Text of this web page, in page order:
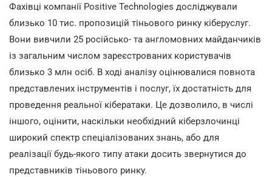
Фахівці компанії Positive Technologies досліджували
близько 10 тис. пропозицій тіньового ринку кіберуслуг.
Вони вивчили 25 російсько- та англомовних майданчиків
із загальним числом зареєстрованих користувачів
близько 3 млн осіб. В ході аналізу оцінювалися повнота
представлених інструментів і послуг, їх достатність для
проведення реальної кібератаки. Це дозволило, в числі
іншого, оцінити, наскільки необхідний кіберзлочинці
широкий спектр спеціалізованих знань, або для
реалізації будь-якого типу атаки досить звернутися до
представників тіньового ринку.